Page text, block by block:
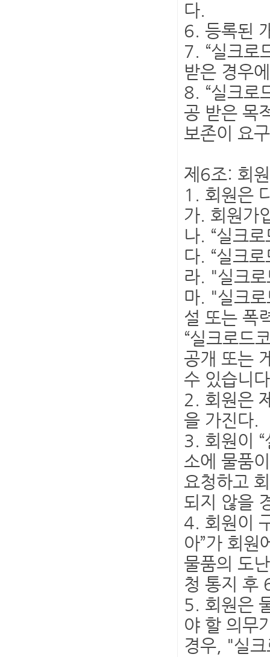
다.
6. 등록된
7. “실크로
받은 경우
8. “실크로
공 받은 목
보존이 요
제6조: 회
1. 회원은
가. 회원가
나. “실크
다. “실크
라. "실크
마. "실크
설 또는 폭
“실크로드
공개 또는
수 있습니
2. 회원은
을 가진다.
3. 회원이
소에 물품
요청하고
되지 않을
4. 회원이
아”가 회원
물품의 도
청 통지 후
5. 회원은
야 할 의무
경우, "실